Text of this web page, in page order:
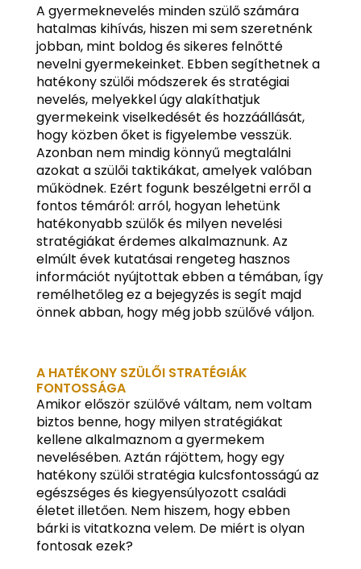
A gyermeknevelés minden szülő számára
hatalmas kihívás, hiszen mi sem szeretnénk
jobban, mint boldog és sikeres felnőtté
nevelni gyermekeinket. Ebben segíthetnek a
hatékony szülői módszerek és stratégiai
nevelés, melyekkel úgy alakíthatjuk
gyermekeink viselkedését és hozzáállását,
hogy közben őket is figyelembe vesszük.
Azonban nem mindig könnyű megtalálni
azokat a szülői taktikákat, amelyek valóban
működnek. Ezért fogunk beszélgetni erről a
fontos témáról: arról, hogyan lehetünk
hatékonyabb szülők és milyen nevelési
stratégiákat érdemes alkalmaznunk. Az
elmúlt évek kutatásai rengeteg hasznos
információt nyújtottak ebben a témában, így
remélhetőleg ez a bejegyzés is segít majd
önnek abban, hogy még jobb szülővé váljon.
A HATÉKONY SZÜLŐI STRATÉGIÁK
FONTOSSÁGA
Amikor először szülővé váltam, nem voltam
biztos benne, hogy milyen stratégiákat
kellene alkalmaznom a gyermekem
nevelésében. Aztán rájöttem, hogy egy
hatékony szülői stratégia kulcsfontosságú az
egészséges és kiegyensúlyozott családi
életet illetően. Nem hiszem, hogy ebben
bárki is vitatkozna velem. De miért is olyan
fontosak ezek?